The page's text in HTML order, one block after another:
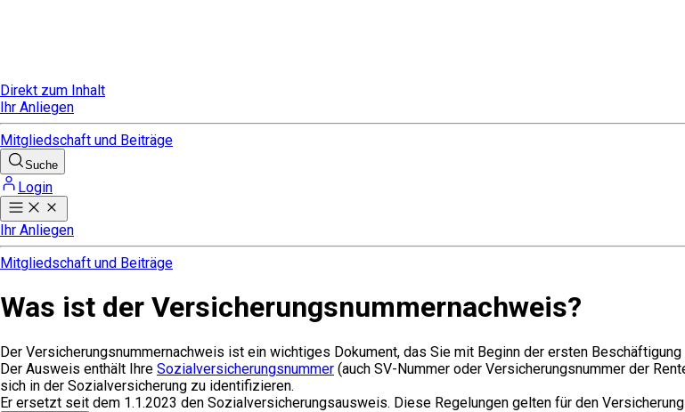
Direkt zum Inhalt
Ihr Anliegen
Mitgliedschaft und Beiträge
Suche
Login
Ihr Anliegen
Mitgliedschaft und Beiträge
Was ist der Versicherungsnummernachweis?
Der Versicherungsnummernachweis ist ein wichtiges Dokument, das Sie mit Beginn der ersten
Der Ausweis enthält Ihre Sozialversicherungsnummer (auch SV-Nummer oder Versicherungsnummer der
sich in der Sozialversicherung zu identifizieren.
Er ersetzt seit dem 1.1.2023 den Sozialversicherungsausweis. Diese Regelungen gelten für den